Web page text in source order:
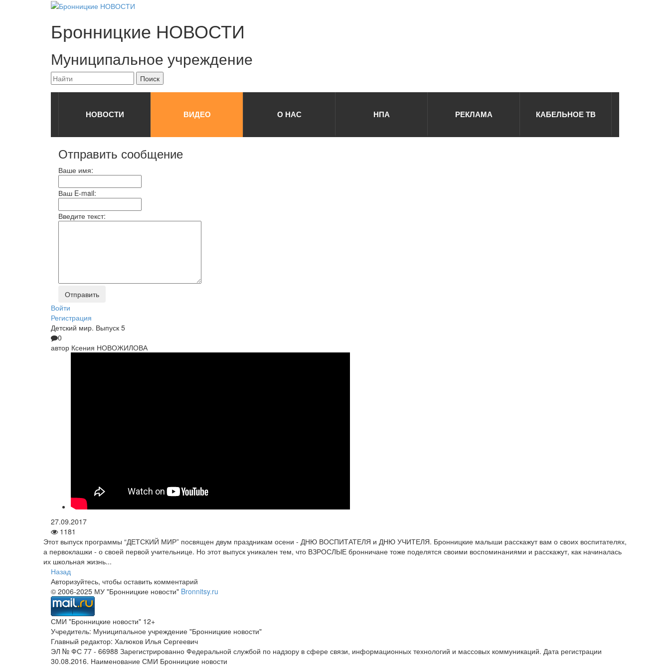
Бронницкие НОВОСТИ
Муниципальное учреждение
НОВОСТИ ВИДЕО О НАС НПА РЕКЛАМА КАБЕЛЬНОЕ ТВ
Отправить сообщение
Ваше имя:
Ваш E-mail:
Введите текст:
Войти
Регистрация
Детский мир. Выпуск 5
0
автор Ксения НОВОЖИЛОВА
27.09.2017
1181
Этот выпуск программы “ДЕТСКИЙ МИР” посвящен двум праздникам осени - ДНЮ ВОСПИТАТЕЛЯ и ДНЮ УЧИТЕЛЯ. Бронницкие малыши расскажут вам о своих воспитателях,
а первоклашки - о своей первой учительнице. Но этот выпуск уникален тем, что ВЗРОСЛЫЕ бронничане тоже поделятся своими воспоминаниями и расскажут, как начиналась
их школьная жизнь...
Назад
Авторизуйтесь, чтобы оставить комментарий
© 2006-2025 МУ "Бронницкие новости" Bronnitsy.ru
СМИ "Бронницкие новости" 12+
Учредитель: Муниципальное учреждение "Бронницкие новости"
Главный редактор: Халюков Илья Сергеевич
ЭЛ № ФС 77 - 66988 Зарегистрированно Федеральной службой по надзору в сфере связи, информационных технологий и массовых коммуникаций. Дата регистрации
30.08.2016. Наименование СМИ Бронницкие новости